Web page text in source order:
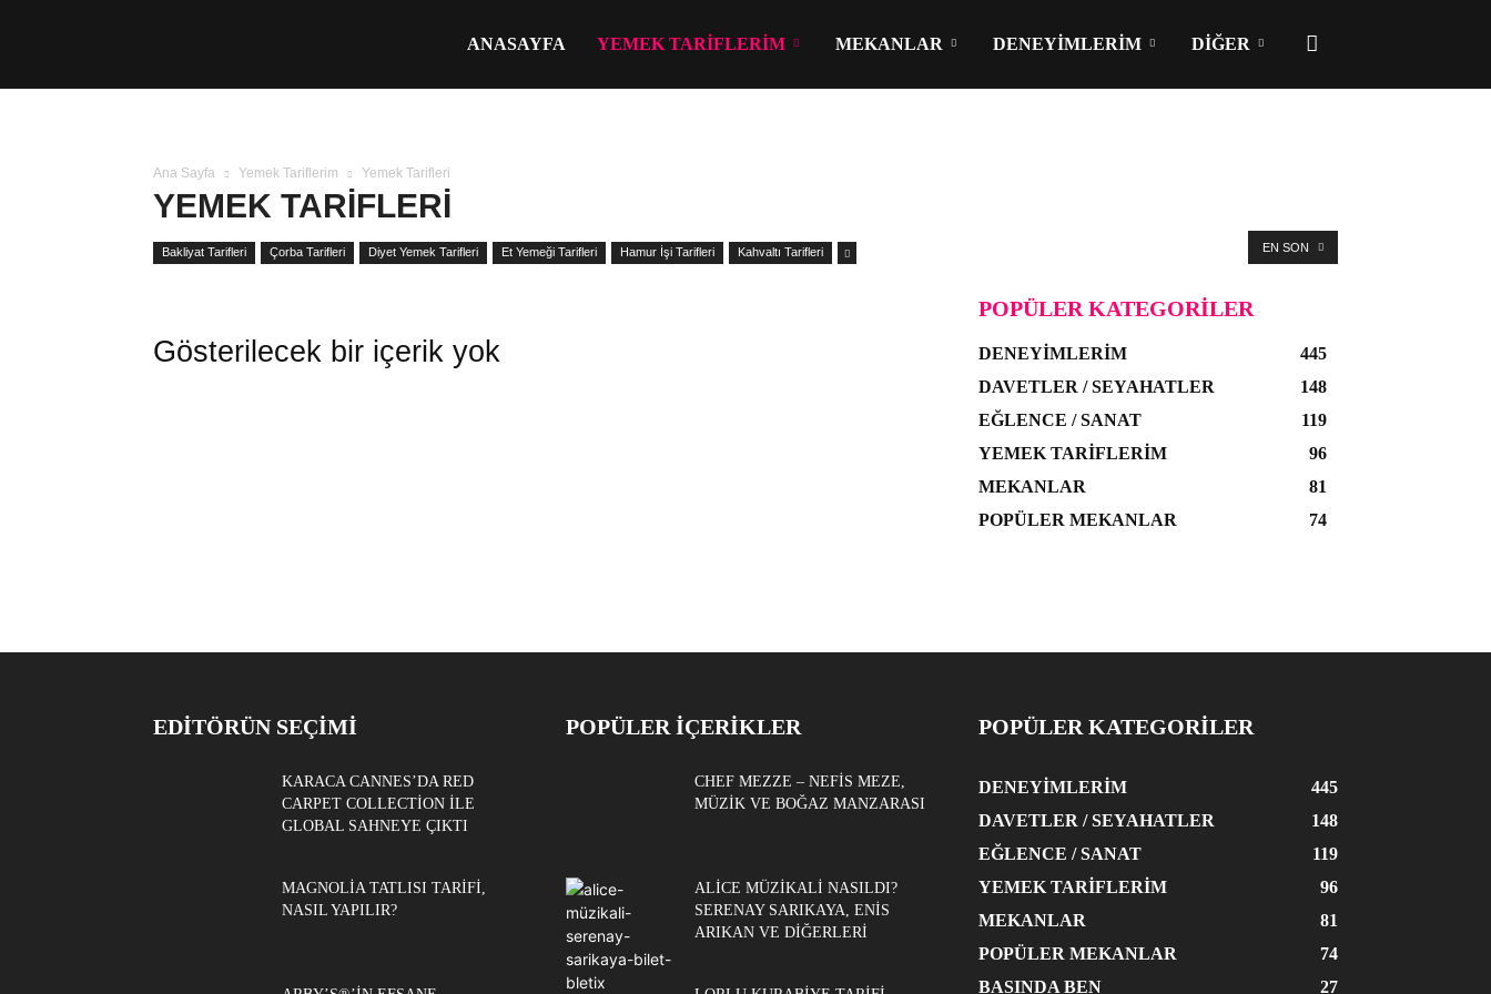
ANASAYFA YEMEK TARIFLERIM MEKANLAR DENEYIMLERIM DIĞER
Ana Sayfa Yemek Tariflerim Yemek Tarifleri
YEMEK TARIFLERI
Bakliyat Tarifleri Çorba Tarifleri Diyet Yemek Tarifleri Et Yemeği Tarifleri Hamur İşi Tarifleri Kahvaltı Tarifleri EN SON
Gösterilecek bir içerik yok
POPÜLER KATEGORILER
DENEYIMLERIM
445
DAVETLER / SEYAHATLER
148
EĞLENCE / SANAT
119
YEMEK TARIFLERIM
96
MEKANLAR
81
POPÜLER MEKANLAR
74
EDITÖRÜN SEÇIMI
KARACA CANNES’DA RED
CARPET COLLECTION ILE
GLOBAL SAHNEYE ÇIKTI
MAGNOLIA TATLISI TARIFI,
NASIL YAPILIR?
POPÜLER İÇERİKLER
CHEF MEZZE – NEFIS MEZE,
MÜZIK VE BOĞAZ MANZARASI
ALICE MÜZIKALI NASILDI?
SERENAY SARIKAYA, ENIS
ARIKAN VE DIĞERLERI
POPÜLER KATEGORİLER
DENEYIMLERIM
445
DAVETLER / SEYAHATLER
148
EĞLENCE / SANAT
119
YEMEK TARIFLERIM
96
MEKANLAR
81
POPÜLER MEKANLAR
74
BASINDA BEN
27